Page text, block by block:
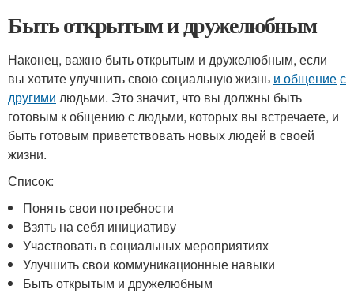
Быть открытым и дружелюбным
Наконец, важно быть открытым и дружелюбным, если
вы хотите улучшить свою социальную жизнь и общениес
другими людьми. Это значит, что вы должны быть
готовым к общению с людьми, которых вы встречаете, и
быть готовым приветствовать новых людей в своей
жизни.
Список:
Понять свои потребности
Взять на себя инициативу
Участвовать в социальных мероприятиях
Улучшить свои коммуникационные навыки
Быть открытым и дружелюбным